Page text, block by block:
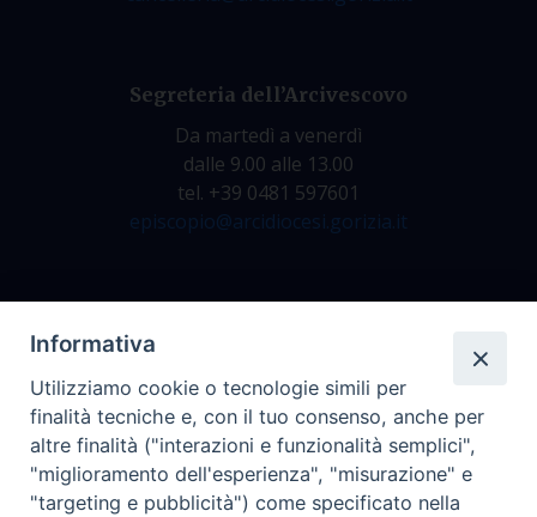
Segreteria dell’Arcivescovo
Da martedì a venerdì
dalle 9.00 alle 13.00
tel. +39 0481 597601
episcopio@arcidiocesi.gorizia.it
dalle 9.00 alle 12.30
tel. +39 0481 597628
archivio@arcidiocesi.gorizia.it
Informativa
Utilizziamo cookie o tecnologie simili per
finalità tecniche e, con il tuo consenso, anche per
altre finalità ("interazioni e funzionalità semplici",
"miglioramento dell'esperienza", "misurazione" e
"targeting e pubblicità") come specificato nella